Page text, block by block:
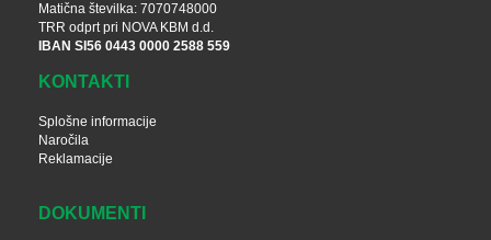
Matična številka: 7070748000
TRR odprt pri NOVA KBM d.d.
IBAN SI56 0443 0000 2588 559
KONTAKTI
Splošne informacije
Naročila
Reklamacije
DOKUMENTI